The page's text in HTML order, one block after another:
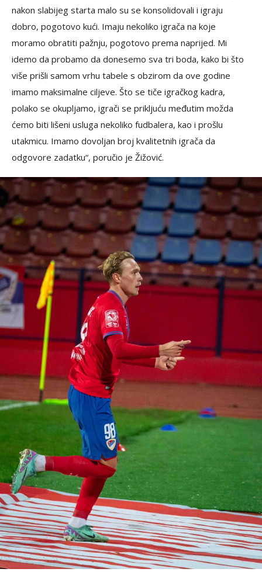
nakon slabijeg starta malo su se konsolidovali i igraju
dobro, pogotovo kući. Imaju nekoliko igrača na koje
moramo obratiti pažnju, pogotovo prema naprijed. Mi
idemo da probamo da donesemo sva tri boda, kako bi što
više prišli samom vrhu tabele s obzirom da ove godine
imamo maksimalne ciljeve. Što se tiče igračkog kadra,
polako se okupljamo, igrači se prikljuću međutim možda
ćemo biti lišeni usluga nekoliko fudbalera, kao i prošlu
utakmicu. Imamo dovoljan broj kvalitetnih igrača da
odgovore zadatku“, poručio je Žižović.